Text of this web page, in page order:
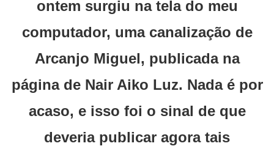
ontem surgiu na tela do meu
computador, uma canalização de
Arcanjo Miguel, publicada na
página de Nair Aiko Luz. Nada é por
acaso, e isso foi o sinal de que
deveria publicar agora tais